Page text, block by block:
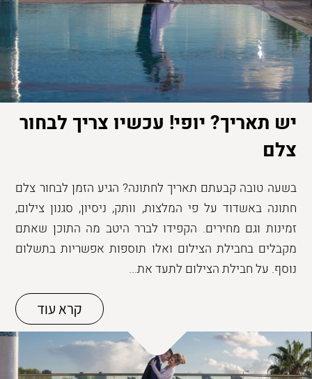
יש תאריך? יופי! עכשיו צריך לבחור
צלם
בשעה טובה קבעתם תאריך לחתונה? הגיע הזמן לבחור צלם
חתונה באשדוד על פי המלצות, וותק, ניסיון, סגנון צילום,
זמינות וגם מחירים. הקפידו לברר היטב מה התוכן שאתם
מקבלים בחבילת הצילום ואלו תוספות אפשריות בתשלום
נוסף. על חבילת הצילום לתעד את...
קרא עוד